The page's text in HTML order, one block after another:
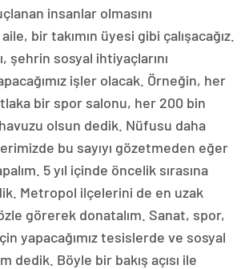
insanlar olmasını
bir takımın üyesi gibi çalışacağız.
şehrin sosyal ihtiyaçlarını
işler olacak. Örneğin, her
bir spor salonu, her 200 bin
olsun dedik. Nüfusu daha
bu sayıyı gözetmeden eğer
5 yıl içinde öncelik sırasına
Metropol ilçelerini de en uzak
görerek donatalım. Sanat, spor,
yapacağımız tesislerde ve sosyal
dedik. Böyle bir bakış açısı ile